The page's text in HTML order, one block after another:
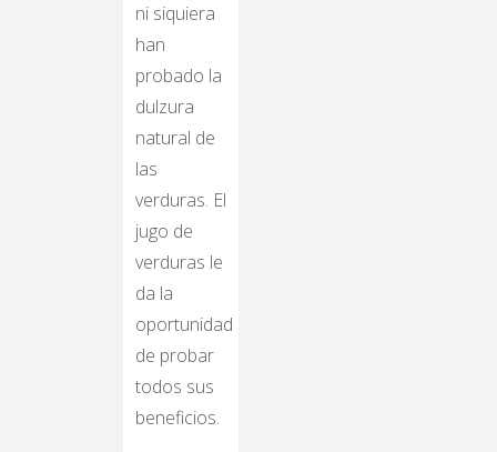
ni siquiera
han
probado la
dulzura
natural de
las
verduras. El
jugo de
verduras le
da la
oportunidad
de probar
todos sus
beneficios.